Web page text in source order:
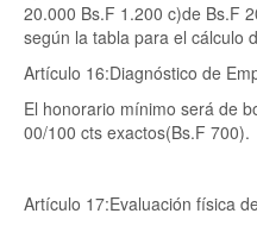
20.000 Bs.F 1.200 c)de Bs.F
según la tabla para el cálculo
Artículo 16:Diagnóstico de
El honorario mínimo será de
00/100 cts exactos(Bs.F 700).
Artículo 17:Evaluación física